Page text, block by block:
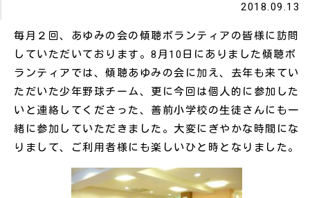
2018.09.13
毎月２回、あゆみの会の傾聴ボランティアの皆様に訪問
していただいております。8月10日にありました傾聴ボ
ランティアでは、傾聴あゆみの会に加え、去年も来てい
ただいた少年野球チーム、更に今回は個人的に参加した
いと連絡してくださった、善前小学校の生徒さんにも一
緒に参加していただきました。大変にぎやかな時間にな
りまして、ご利用者様にも楽しいひと時となりました。